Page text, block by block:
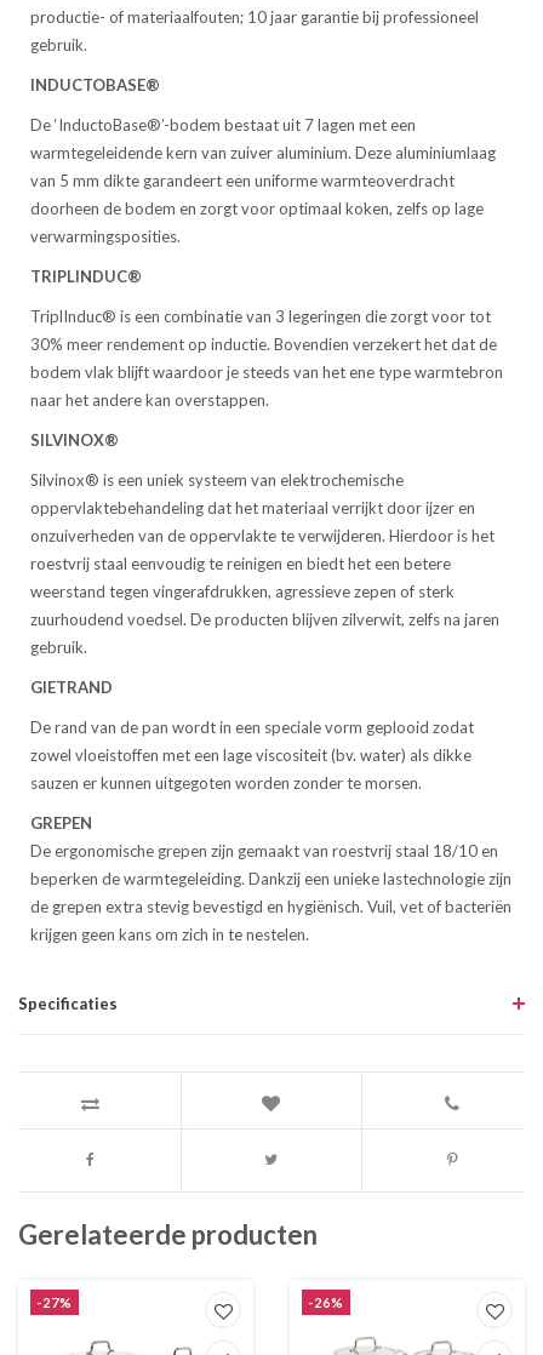
productie- of materiaalfouten; 10 jaar garantie bij professioneel
gebruik.
INDUCTOBASE®
De ‘InductoBase®’-bodem bestaat uit 7 lagen met een
warmtegeleidende kern van zuiver aluminium. Deze aluminiumlaag
van 5 mm dikte garandeert een uniforme warmteoverdracht
doorheen de bodem en zorgt voor optimaal koken, zelfs op lage
verwarmingsposities.
TRIPLINDUC®
TriplInduc® is een combinatie van 3 legeringen die zorgt voor tot
30% meer rendement op inductie. Bovendien verzekert het dat de
bodem vlak blijft waardoor je steeds van het ene type warmtebron
naar het andere kan overstappen.
SILVINOX®
Silvinox® is een uniek systeem van elektrochemische
oppervlaktebehandeling dat het materiaal verrijkt door ijzer en
onzuiverheden van de oppervlakte te verwijderen. Hierdoor is het
roestvrij staal eenvoudig te reinigen en biedt het een betere
weerstand tegen vingerafdrukken, agressieve zepen of sterk
zuurhoudend voedsel. De producten blijven zilverwit, zelfs na jaren
gebruik.
GIETRAND
De rand van de pan wordt in een speciale vorm geplooid zodat
zowel vloeistoffen met een lage viscositeit (bv. water) als dikke
sauzen er kunnen uitgegoten worden zonder te morsen.
GREPEN
De ergonomische grepen zijn gemaakt van roestvrij staal 18/10 en
beperken de warmtegeleiding. Dankzij een unieke lastechnologie zijn
de grepen extra stevig bevestigd en hygiënisch. Vuil, vet of bacteriën
krijgen geen kans om zich in te nestelen.
Specificaties
Gerelateerde producten
-27% -26%